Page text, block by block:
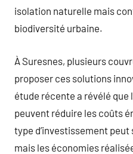
isolation naturelle mais
biodiversité urbaine.
À Suresnes, plusieurs
proposer ces solutions
étude récente a révélé
peuvent réduire les coûts
type d’investissement
mais les économies